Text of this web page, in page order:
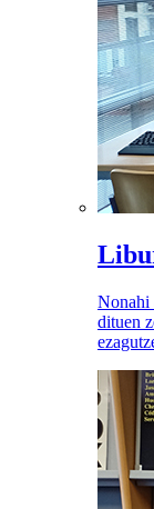
Nonahi
dituen